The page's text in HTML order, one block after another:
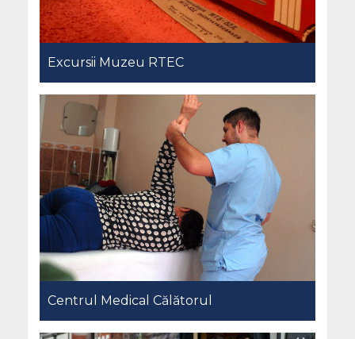
Excursii Muzeu RTEC
Centrul Medical Călătorul